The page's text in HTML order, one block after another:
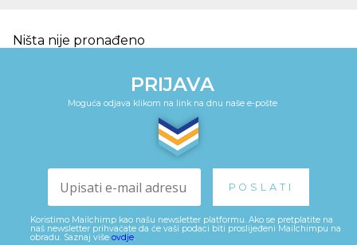
Ništa nije pronađeno
PRIJAVA
Moguća odjava klikom na link na dnu naše e-pošte
Koristimo Mailchimp kao našu newsletter platformu. Ako se pretplatite na
naš newsletter prihvaćate da će vaši podaci biti proslijeđeni Mailchimpu na
obradu. Saznaj više ovdje.